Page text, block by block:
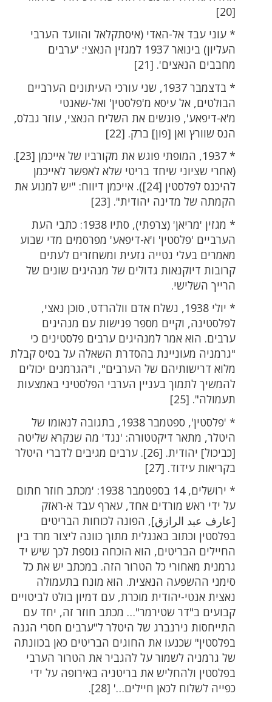
[20]
* עוני עבד אל-האדי (איסתקלאל והוועד הערבי
העליון) בינואר 1937 למגזין הנאצי: 'ערבים
מחבבים הנאצים'. [21]
* בדצמבר 1937, שני עורכי העיתונים הערביים
הבולטים, אל עיסא מ'פלסטין' ואל-שאנטי
מ'א-דיפאע', פוגשים את השליח הנאצי, עוזר גבלס,
הנס שוורץ ואן [פון] ברק. [22]
* 1937, המופתי פוגש את מקורביו של אייכמן [23].
(אחרי שציוני שיחד בריטי שלא לאפשר לאייכמן
להיכנס לפלסטין [24]). אייכמן דיווח: "יש למנוע את
הקמתה של מדינה יהודית". [23]
* מגזין 'מריאן' (צרפתי), סתיו 1938: כתבי העת
הערביים 'פלסטין' ו'א-דיפאע' מפרסמים מדי שבוע
מאמרים בעלי נטייה גזעית ומשחזרים לעתים
קרובות דיוקנאות גדולים של מנהיגים שונים של
הרייך השלישי.
* יולי 1938, נשלח אדם וולהרדט, סוכן נאצי,
לפלסטינה, וקיים מספר פגישות עם מנהיגים
ערבים. הוא אמר למנהיגים ערבים פלסטינים כי
"גרמניה מעוניינת בהסדרת השאלה על בסיס קבלת
מלוא דרישותיהם של הערבים", ו"הגרמנים יכולים
להמשיך לתמוך בעניין הערבי הפלסטיני באמצעות
תעמולה". [25]
* 'פלסטין', ספטמבר 1938, בתגובה לנאומו של
היטלר, מתאר דיקטטורה: 'נגד' מה שנקרא שליטה
[כביכול] יהודית. [26]. ערבים מגיבים לדברי היטלר
בקריאות עידוד. [27]
* ירושלים, 14 בספטמבר 1938: 'מכתב חוזר חתום
על ידי ראש מורדים אחד, עארף עבד א-ראזק
[عارف عبد الرازق], הפונה לכוחות הבריטים
בפלסטין וכתוב באנגלית מתוך כוונה ליצור מרד בין
החיילים הבריטים, הוא הוכחה נוספת לכך שיש יד
גרמנית מאחורי כל הטרור הזה. במכתב יש את כל
סימני ההשפעה הנאצית. הוא מונח בתעמולה
נאצית אנטי-יהודית מוכרת, עם דמיון בולט לביטויים
קבועים ב"דר שטירמר"… מכתב חוזר זה, יחד עם
התייחסות נירנברג של היטלר ל"ערבים חסרי הגנה
בפלסטין" שכנעו את החוגים הבריטים כאן בכוונתה
של גרמניה לשמור על להגביר את הטרור הערבי
בפלסטין ולהחליש את בריטניה באירופה על ידי
כפייה לשלוח לכאן חיילים…' [28].